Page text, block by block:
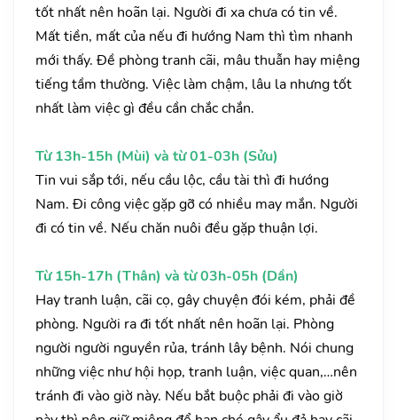
tốt nhất nên hoãn lại. Người đi xa chưa có tin về.
Mất tiền, mất của nếu đi hướng Nam thì tìm nhanh
mới thấy. Đề phòng tranh cãi, mâu thuẫn hay miệng
tiếng tầm thường. Việc làm chậm, lâu la nhưng tốt
nhất làm việc gì đều cần chắc chắn.
Từ 13h-15h (Mùi) và từ 01-03h (Sửu)
Tin vui sắp tới, nếu cầu lộc, cầu tài thì đi hướng
Nam. Đi công việc gặp gỡ có nhiều may mắn. Người
đi có tin về. Nếu chăn nuôi đều gặp thuận lợi.
Từ 15h-17h (Thân) và từ 03h-05h (Dần)
Hay tranh luận, cãi cọ, gây chuyện đói kém, phải đề
phòng. Người ra đi tốt nhất nên hoãn lại. Phòng
người người nguyền rủa, tránh lây bệnh. Nói chung
những việc như hội họp, tranh luận, việc quan,…nên
tránh đi vào giờ này. Nếu bắt buộc phải đi vào giờ